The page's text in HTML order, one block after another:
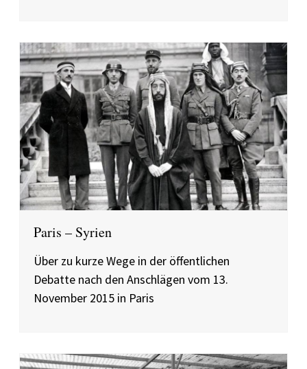
Paris – Syrien
Über zu kurze Wege in der öffentlichen
Debatte nach den Anschlägen vom 13.
November 2015 in Paris